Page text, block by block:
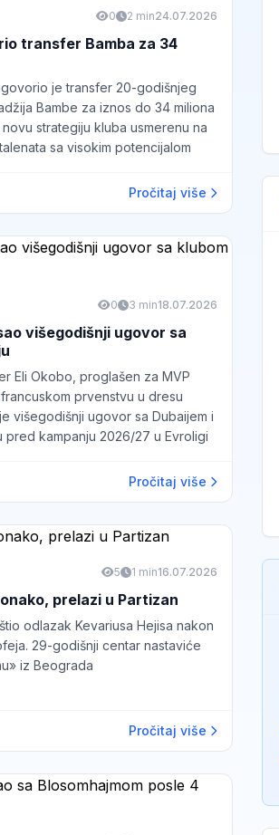
0 2 min24.07.2026
transfer Bamba za 34
je transfer 20-godišnjeg
Bambe za iznos do 34 miliona
strategiju kluba usmerenu na
sa visokim potencijalom
Pročitaj više
0 3 min18.07.2026
višegodišnji ugovor sa
Eli Okobo, proglašen za MVP
prvenstvu u dresu
višegodišnji ugovor sa Dubaijem i
kampanju 2026/27 u Evroligi
Pročitaj više
5 1 min16.07.2026
prelazi u Partizan
odlazak Kevariusa Hejisa nakon
29-godišnji centar nastaviće
iz Beograda
Pročitaj više